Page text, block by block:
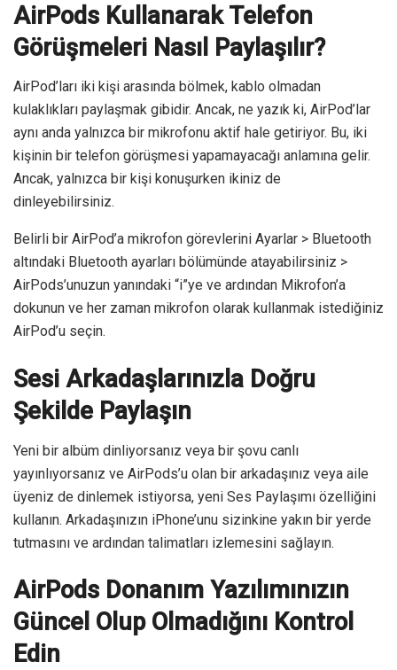
AirPods Kullanarak Telefon
Görüşmeleri Nasıl Paylaşılır?
AirPod’ları iki kişi arasında bölmek, kablo olmadan
kulaklıkları paylaşmak gibidir. Ancak, ne yazık ki, AirPod’lar
aynı anda yalnızca bir mikrofonu aktif hale getiriyor. Bu, iki
kişinin bir telefon görüşmesi yapamayacağı anlamına gelir.
Ancak, yalnızca bir kişi konuşurken ikiniz de
dinleyebilirsiniz.
Belirli bir AirPod’a mikrofon görevlerini Ayarlar > Bluetooth
altındaki Bluetooth ayarları bölümünde atayabilirsiniz >
AirPods’unuzun yanındaki “i”ye ve ardından Mikrofon’a
dokunun ve her zaman mikrofon olarak kullanmak istediğiniz
AirPod’u seçin.
Sesi Arkadaşlarınızla Doğru
Şekilde Paylaşın
Yeni bir albüm dinliyorsanız veya bir şovu canlı
yayınlıyorsanız ve AirPods’u olan bir arkadaşınız veya aile
üyeniz de dinlemek istiyorsa, yeni Ses Paylaşımı özelliğini
kullanın. Arkadaşınızın iPhone’unu sizinkine yakın bir yerde
tutmasını ve ardından talimatları izlemesini sağlayın.
AirPods Donanım Yazılımınızın
Güncel Olup Olmadığını Kontrol
Edin